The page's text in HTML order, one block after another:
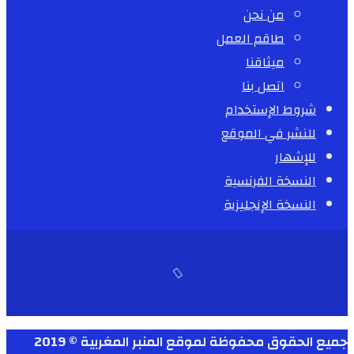
من نحن
طاقم العمل
ميثاقنا
اتصل بنا
شروط الإستخدام
للنشر في الموقع
للإشهار
النسخة الفرنسية
النسخة الإنجليزية
جميع الحقوق محفوظة لموقع المنبر المغربية © 2019